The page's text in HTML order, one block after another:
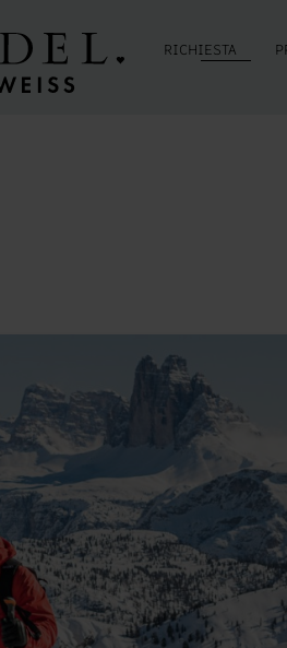
RICHIESTA